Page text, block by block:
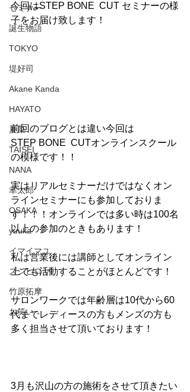
セミナー
誕生物語
TOKYO
堤好司
Akane Kanda
HAYATO
夏菜
TAISEI
NANA
幸太郎
OSAKA
yuuka
イマイマユ
ズシヒロヤ
竹原拓摩
お笑い
今回はSTEP BONE  CUT セミナーの様
子をお届け致します！
前回のブログとは違い今回は
STEP BONE  CUTオンラインスクール
の模様です！！
実はリアルセミナーだけではなくオン
ラインセミナーにも参加しておりま
す！！！オンラインでは多い時は100名
以上の参加のときもあります！
私は営業後には講師としてオンライン
上でも活動することがほとんどです！
サロンワークでは年齢層は10代から60
代までレディースの方もメンズの方も
多く担当させて頂いております！
3月も沢山の方の施術をさせて頂きたい